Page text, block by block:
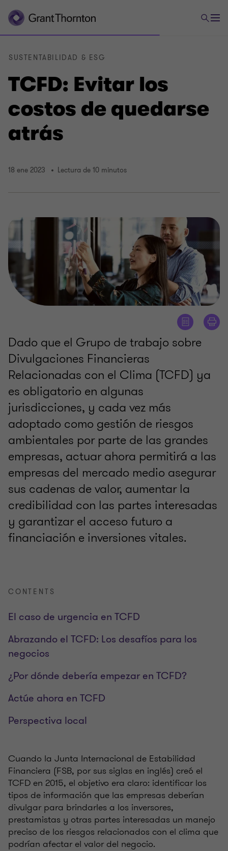
TCFD: Evitar los
costos de quedarse
atrás
SUSTENTABILIDAD & ESG
18 ene 2023 Lectura de 10 minutos
Dado que el Grupo de trabajo sobre
Divulgaciones Financieras
Relacionadas con el Clima (TCFD) ya
es obligatorio en algunas
jurisdicciones, y cada vez más
adoptado como gestión de riesgos
ambientales por parte de las grandes
empresas, actuar ahora permitirá a las
empresas del mercado medio asegurar
sus cadenas de valor, aumentar la
credibilidad con las partes interesadas
y garantizar el acceso futuro a
financiación e inversiones vitales.
CONTENTS
El caso de urgencia en TCFD
Abrazando el TCFD: Los desafíos para los
negocios
¿Por dónde debería empezar en TCFD?
Actúe ahora en TCFD
Perspectiva local
Cuando la Junta Internacional de Estabilidad
Financiera (FSB, por sus siglas en inglés) creó el
TCFD en 2015, el objetivo era claro: identificar los
tipos de información que las empresas deberían
divulgar para brindarles a los inversores,
prestamistas y otras partes interesadas un manejo
preciso de los riesgos relacionados con el clima que
podrían afectar el valor del negocio.